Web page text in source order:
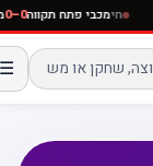
חימכבי פתח תקווה
☰